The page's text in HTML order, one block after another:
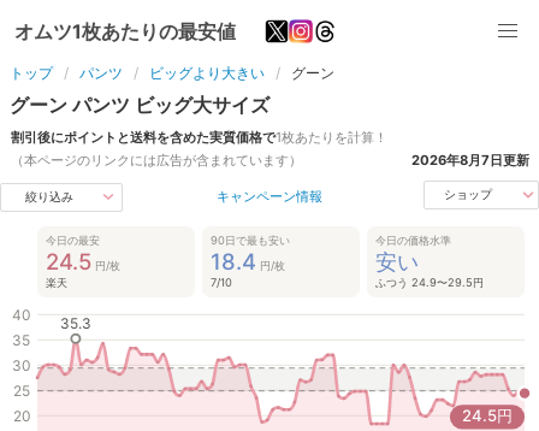
オムツ1枚あたりの最安値
トップ パンツ ビッグより大きい グーン
グーン パンツ ビッグ大サイズ
割引後にポイントと送料を含めた実質価格で1枚あたりを計算！
（本ページのリンクには広告が含まれています）
2026年8月7日更新
絞り込み キャンペーン情報 ショップ
今日の最安
24.5 円/枚
楽天
90日で最も安い
18.4 円/枚
7/10
今日の価格水準
安い
ふつう 24.9〜29.5円
20
25
30
35
40 35.3
24.5円